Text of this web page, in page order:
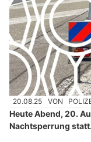
20.08.25 VON
Heute Abend, 20.
Nachtsperrung statt.